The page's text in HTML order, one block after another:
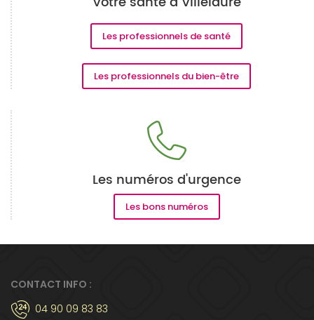
Les professionnels de santé
Les professionnels du bien-être
Les numéros d'urgence
Les bons numéros
CONTACT INFO :
04 90 09 83 83